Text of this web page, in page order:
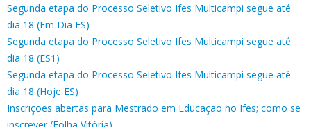
Segunda etapa do Processo Seletivo Ifes Multicampi segue até
dia 18 (Em Dia ES)
Segunda etapa do Processo Seletivo Ifes Multicampi segue até
dia 18 (ES1)
Segunda etapa do Processo Seletivo Ifes Multicampi segue até
dia 18 (Hoje ES)
Inscrições abertas para Mestrado em Educação no Ifes; como se
inscrever (Folha Vitória)